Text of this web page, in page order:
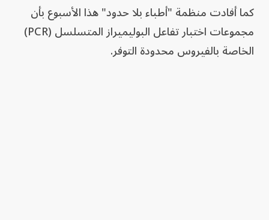
كما أفادت منظمة "أطباء بلا حدود" هذا الأسبوع بأن
مجموعات اختبار تفاعل البوليميراز المتسلسل (PCR)
الخاصة بالفيروس محدودة التوفر.